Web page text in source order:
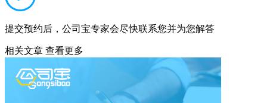
提交预约后，公司宝专家会尽快联系您并为您解答
相关文章 查看更多